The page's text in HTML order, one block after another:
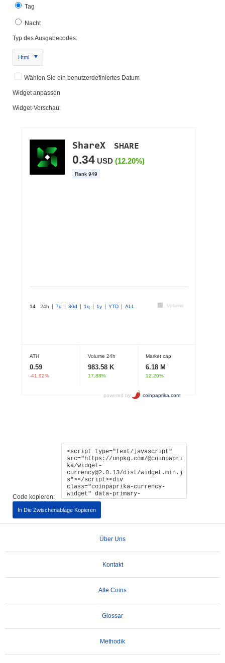
Tag
Nacht
Typ des Ausgabecodes:
Html
Wählen Sie ein benutzerdefiniertes Datum
Widget anpassen
Widget-Vorschau:
Code kopieren:
In Die Zwischenablage Kopieren
Über Uns
Kontakt
Alle Coins
Glossar
Methodik